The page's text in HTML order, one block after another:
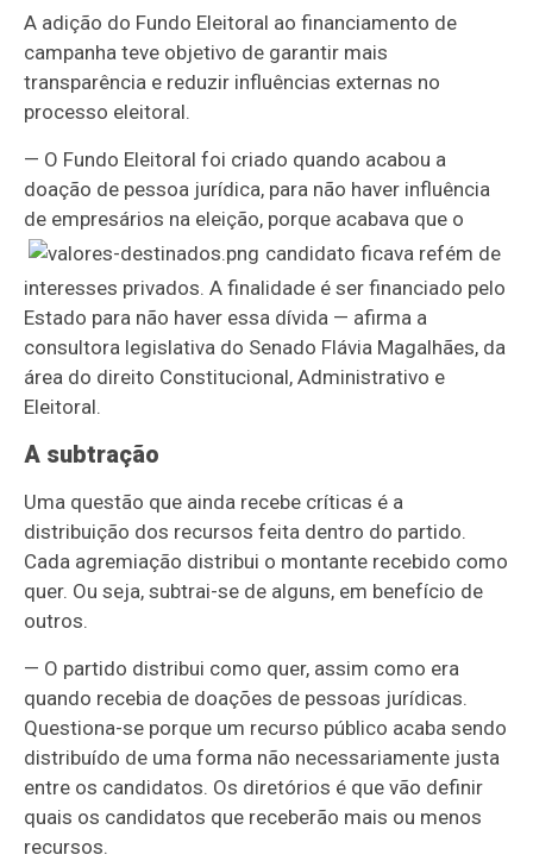
A adição do Fundo Eleitoral ao financiamento de
campanha teve objetivo de garantir mais
transparência e reduzir influências externas no
processo eleitoral.
— O Fundo Eleitoral foi criado quando acabou a
doação de pessoa jurídica, para não haver influência
de empresários na eleição, porque acabava que o
candidato ficava refém de
interesses privados. A finalidade é ser financiado pelo
Estado para não haver essa dívida — afirma a
consultora legislativa do Senado Flávia Magalhães, da
área do direito Constitucional, Administrativo e
Eleitoral.
A subtração
Uma questão que ainda recebe críticas é a
distribuição dos recursos feita dentro do partido.
Cada agremiação distribui o montante recebido como
quer. Ou seja, subtrai-se de alguns, em benefício de
outros.
— O partido distribui como quer, assim como era
quando recebia de doações de pessoas jurídicas.
Questiona-se porque um recurso público acaba sendo
distribuído de uma forma não necessariamente justa
entre os candidatos. Os diretórios é que vão definir
quais os candidatos que receberão mais ou menos
recursos.